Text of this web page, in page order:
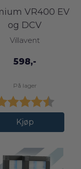
VR400 EV
og DCV
Villavent
598,-
På lager
Kjøp